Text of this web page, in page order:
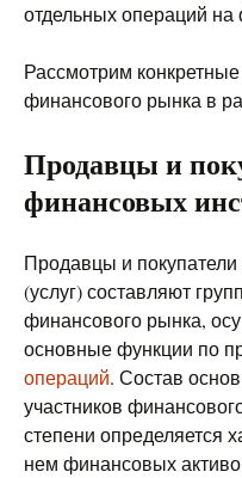
отдельных операций
Рассмотрим
финансового рынка в
Продавцы и
финансовых
Продавцы и
(услуг) составляют
финансового рынка,
основные функции по
операций. Состав
участников
степени определяется
нем финансовых